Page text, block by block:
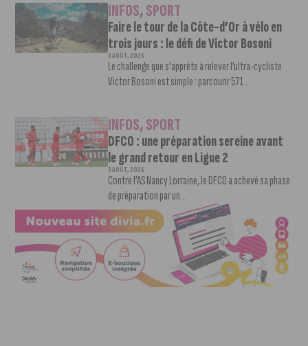
INFOS,SPORT
Faire le tour de la Côte-d’Or à vélo en
trois jours : le défi de Victor Bosoni
5 AOÛT, 2026
Le challenge que s’apprête à relever l’ultra-cycliste
Victor Bosoni est simple : parcourir 571...
INFOS,SPORT
DFCO : une préparation sereine avant
le grand retour en Ligue 2
3 AOÛT, 2026
Contre l’AS Nancy Lorraine, le DFCO a achevé sa phase
de préparation par un...